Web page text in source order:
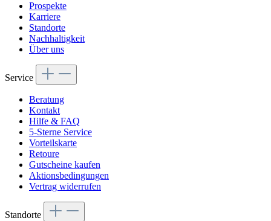
Prospekte
Karriere
Standorte
Nachhaltigkeit
Über uns
Service
Beratung
Kontakt
Hilfe & FAQ
5-Sterne Service
Vorteilskarte
Retoure
Gutscheine kaufen
Aktionsbedingungen
Vertrag widerrufen
Standorte